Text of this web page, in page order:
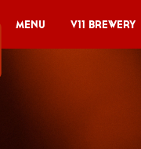
Menu V11 Brewery